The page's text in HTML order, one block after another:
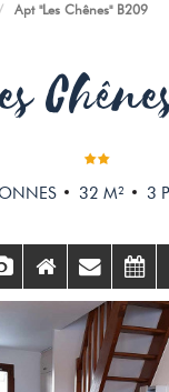
Apt "Les Chênes" B209
32 M² 3